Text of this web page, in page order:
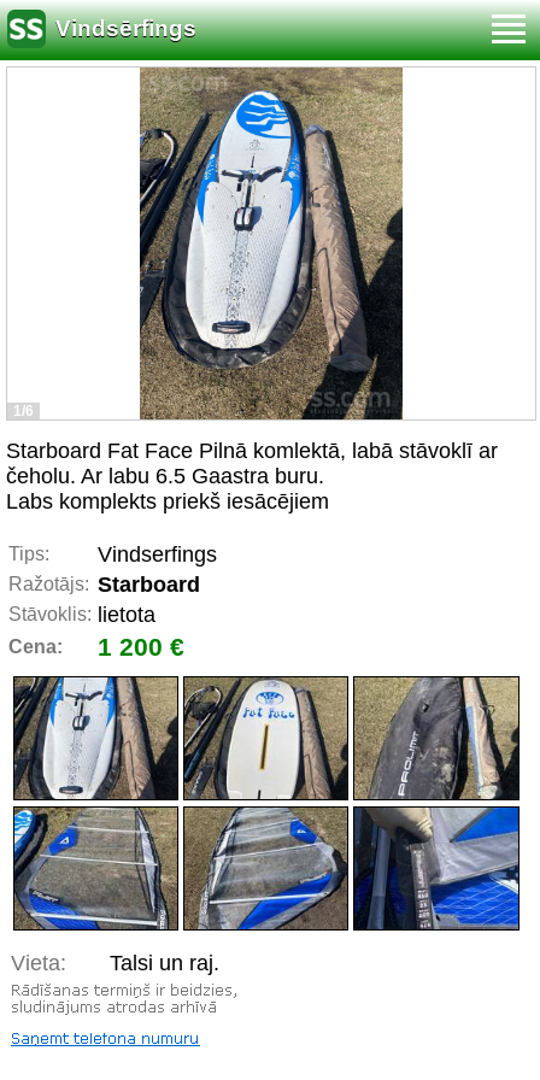
Vindsērfings
1/6
Starboard Fat Face Pilnā komlektā, labā stāvoklī ar
čeholu. Ar labu 6.5 Gaastra buru.
Labs komplekts priekš iesācējiem
Tips: Vindserfings
Ražotājs: Starboard
Stāvoklis: lietota
Cena: 1 200 €
Vieta: Talsi un raj.